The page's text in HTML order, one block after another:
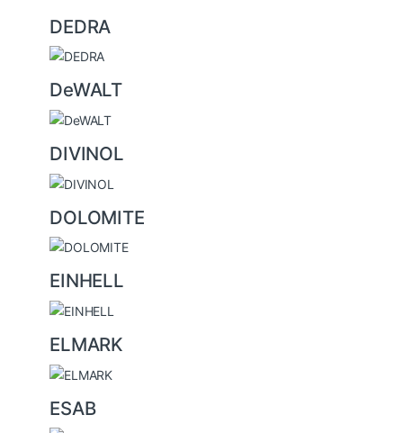
DEDRA
DeWALT
DIVINOL
DOLOMITE
EINHELL
ELMARK
ESAB